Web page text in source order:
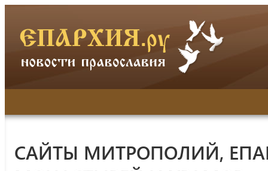
САЙТЫ МИТРОПОЛИЙ,